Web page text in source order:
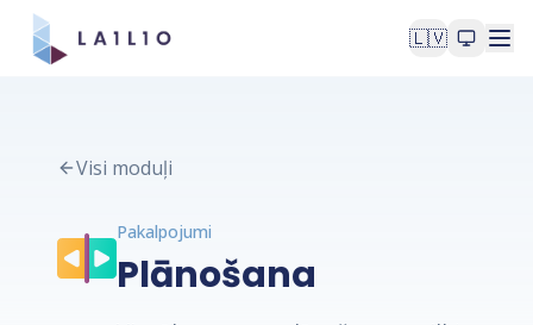
🇱🇻
Visi moduļi
Pakalpojumi
Plānošana